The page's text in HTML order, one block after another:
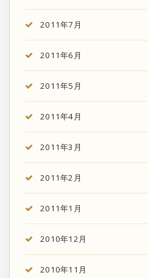
2011年7月
2011年6月
2011年5月
2011年4月
2011年3月
2011年2月
2011年1月
2010年12月
2010年11月